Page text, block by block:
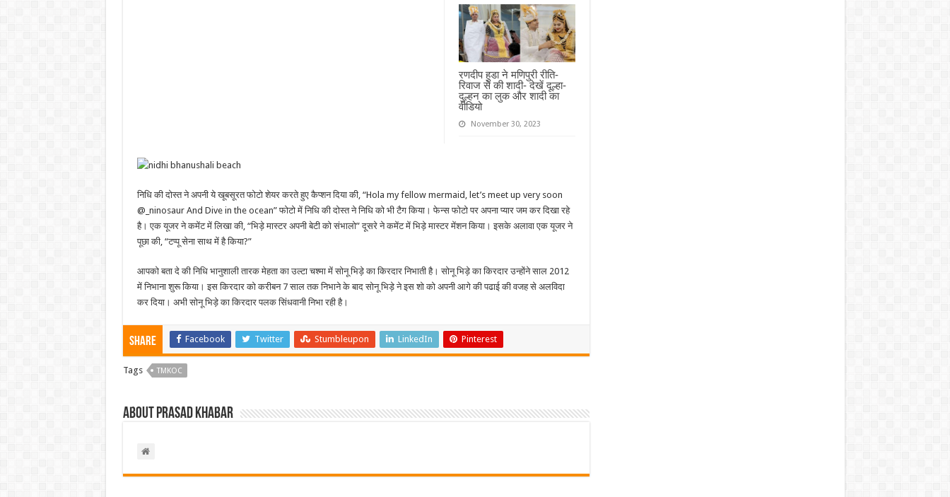
रणदीप हुडा ने मणिपुरी रीति-
रिवाज से की शादी- देखें दूल्हा-
दुल्हन का लुक और शादी का
वीडियो
November 30, 2023
निधि की दोस्त ने अपनी ये खूबसूरत फोटो शेयर करते हुए कैप्शन दिया की, “Hola my fellow mermaid, let’s meet up very soon
@_ninosaur And Dive in the ocean” फोटो में निधि की दोस्त ने निधि को भी टैग किया। फेन्स फोटो पर अपना प्यार जम कर दिखा रहे
है। एक यूजर ने कमेंट में लिखा की, “भिड़े मास्टर अपनी बेटी को संभालो” दूसरे ने कमेंट में भिड़े मास्टर मेंशन किया। इसके अलावा एक यूजर ने
पूछा की, “टप्पू सेना साथ में है किया?”
आपको बता दे की निधि भानुशाली तारक मेहता का उल्टा चश्मा में सोनू भिड़े का किरदार निभाती है। सोनू भिड़े का किरदार उन्होंने साल 2012
में निभाना शुरू किया। इस किरदार को करीबन 7 साल तक निभाने के बाद सोनू भिड़े ने इस शो को अपनी आगे की पढाई की वजह से अलविदा
कर दिया। अभी सोनू भिड़े का किरदार पलक सिंधवानी निभा रही है।
Share Facebook Twitter Stumbleupon LinkedIn Pinterest
Tags TMKOC
About Prasad Khabar